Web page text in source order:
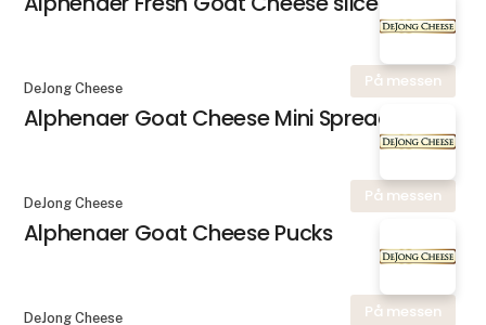
På messen
DeJong Cheese
Alphenaer Goat Cheese Mini Spread
På messen
DeJong Cheese
Alphenaer Goat Cheese Pucks
På messen
DeJong Cheese